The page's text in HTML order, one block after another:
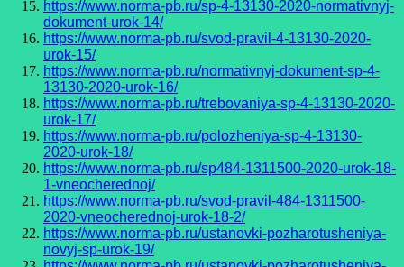
https://www.norma-pb.ru/sp-4-13130-2020-normativnyj-
dokument-urok-14/
https://www.norma-pb.ru/svod-pravil-4-13130-2020-
urok-15/
https://www.norma-pb.ru/normativnyj-dokument-sp-4-
13130-2020-urok-16/
https://www.norma-pb.ru/trebovaniya-sp-4-13130-2020-
urok-17/
https://www.norma-pb.ru/polozheniya-sp-4-13130-
2020-urok-18/
https://www.norma-pb.ru/sp484-1311500-2020-urok-18-
1-vneocherednoj/
https://www.norma-pb.ru/svod-pravil-484-1311500-
2020-vneocherednoj-urok-18-2/
https://www.norma-pb.ru/ustanovki-pozharotusheniya-
novyj-sp-urok-19/